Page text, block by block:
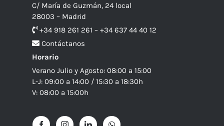
C/ María de Guzmán, 24 local
28003 – Madrid
+34 918 261 261 – +34 637 44 40 12
Contáctanos
Horario
Verano Julio y Agosto: 08:00 a 15:00
L-J: 09:00 a 14:00 / 15:30 a 18:30h
V: 08:00 a 15:00h